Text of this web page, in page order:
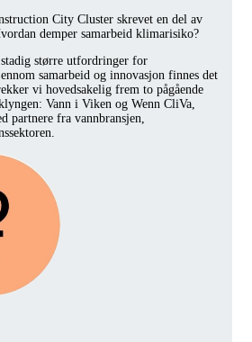
City Cluster skrevet en del av
demper samarbeid klimarisiko?
større utfordringer for
samarbeid og innovasjon finnes det
vi hovedsakelig frem to pågående
Vann i Viken og Wenn CliVa,
partnere fra vannbransjen,